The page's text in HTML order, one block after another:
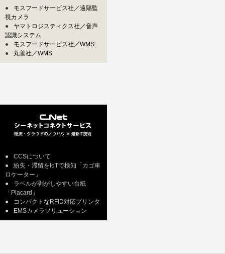
●
モスフードサービス社／遠隔監
視カメラ
●
ヤマトロジスティクス社／音声
認識システム
●
モスフードサービス社／WMS
●
丸善社／WMS
●
CCSについて
●
紛失・滞留をIoTで検知「カゴ車
ロケーター」
●
ラベルが剥がしやすい台紙
「Placard」
●
コンパクトなRFID対応プリンタ
●
EMSカメラソリューション